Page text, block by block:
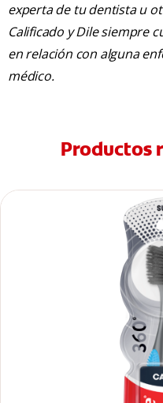
experta de tu dentista u
Calificado y Dile siempre
en relación con alguna
médico.
Productos